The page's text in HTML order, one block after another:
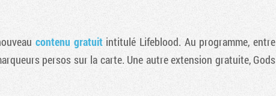
contenu gratuitintitulé Lifeblood. Au programme, entre
persos sur la carte. Une autre extension gratuite, Gods